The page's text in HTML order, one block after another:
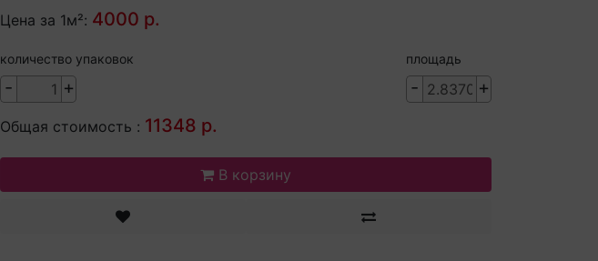
Цена за 1м²: 4000 р.
количество упаковок
- +
площадь
- +
Общая стоимость : 11348 р.
В корзину